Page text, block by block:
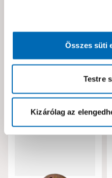
Összes süti
Testre
Kizárólag az
Neked ajánljuk!